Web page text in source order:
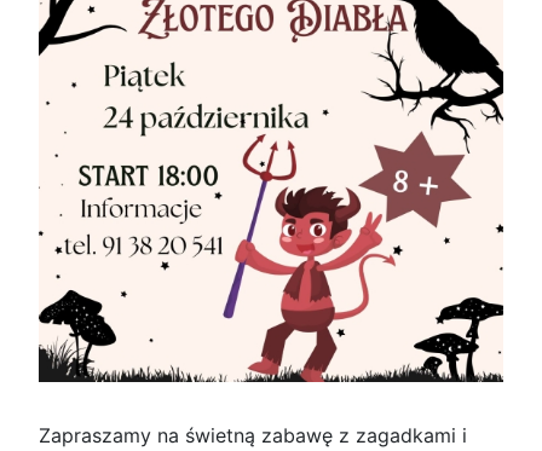
Zapraszamy na świetną zabawę z zagadkami i